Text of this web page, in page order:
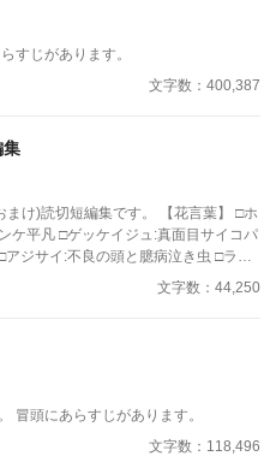
すじがあります。
文字数：400,387
集
短編集です。 【花言葉】 □ホ
ケ平凡 □ゲッケイジュ:真面目サイコパ
ジサイ:不良の頭と臆病泣き虫 □ラベ
カ □デルフィニウム:執着傲慢幼馴染と
逃げ出したい！:お馬鹿主人公くんと
文字数：44,250
冒頭にあらすじがあります。
文字数：118,496